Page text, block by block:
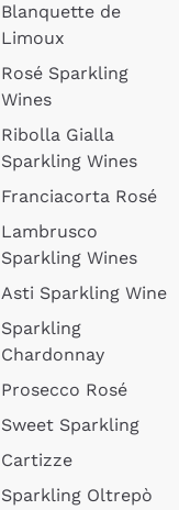
Blanquette de
Limoux
Rosé Sparkling
Wines
Ribolla Gialla
Sparkling Wines
Franciacorta Rosé
Lambrusco
Sparkling Wines
Asti Sparkling Wine
Sparkling
Chardonnay
Prosecco Rosé
Sweet Sparkling
Cartizze
Sparkling Oltrepò